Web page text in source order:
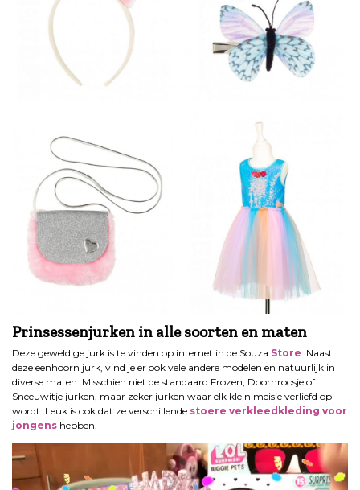
Prinsessenjurken in alle soorten en maten
Deze geweldige jurk is te vinden op internet in de Souza Store. Naast
deze eenhoorn jurk, vind je er ook vele andere modelen en natuurlijk in
diverse maten. Misschien niet de standaard Frozen, Doornroosje of
Sneeuwitje jurken, maar zeker jurken waar elk klein meisje verliefd op
wordt. Leuk is ook dat ze verschillende stoere verkleedkleding voor
jongens hebben.